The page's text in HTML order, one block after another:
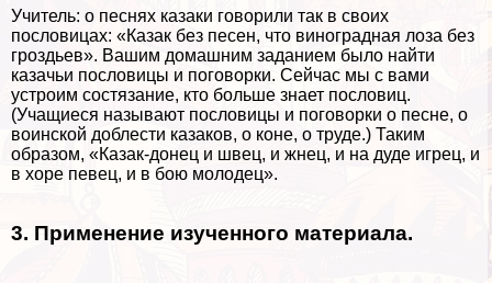
Учитель: о песнях казаки говорили так в своих
пословицах: «Казак без песен, что виноградная лоза без
гроздьев». Вашим домашним заданием было найти
казачьи пословицы и поговорки. Сейчас мы с вами
устроим состязание, кто больше знает пословиц.
(Учащиеся называют пословицы и поговорки о песне, о
воинской доблести казаков, о коне, о труде.) Таким
образом, «Казак-донец и швец, и жнец, и на дуде игрец, и
в хоре певец, и в бою молодец».
3. Применение изученного материала.